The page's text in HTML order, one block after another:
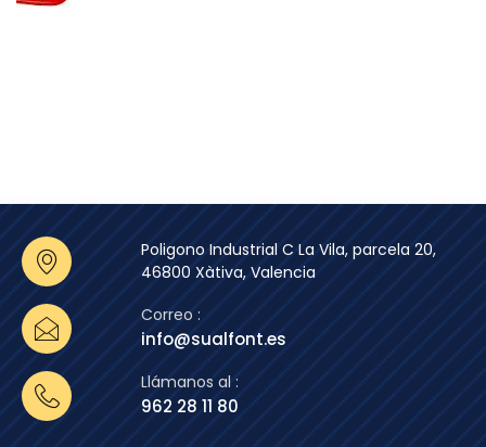
Poligono Industrial C La Vila, parcela 20,
46800 Xàtiva, Valencia
Correo :
info@sualfont.es
Llámanos al :
962 28 11 80